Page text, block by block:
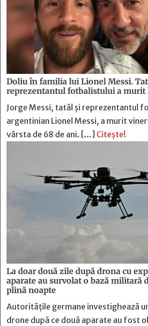
Doliu în familia lui Lionel Messi.
reprezentantul fotbalistului a murit
Jorge Messi, tatăl și reprezentantul
argentinian Lionel Messi, a murit
vârsta de 68 de ani. […] Citește!
La doar două zile după drona cu
aparate au survolat o bază militară
plină noapte
Autoritățile germane investighează
drone după ce două aparate au fost